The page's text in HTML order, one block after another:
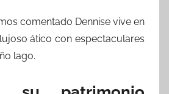
comentado Dennise vive en
ático con espectaculares
lago.